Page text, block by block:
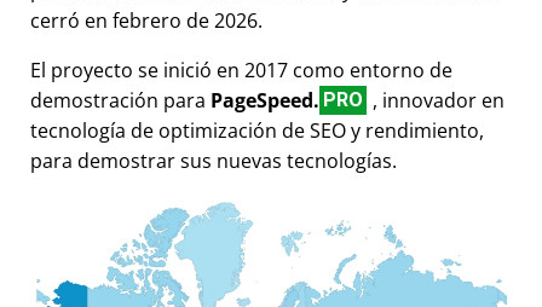
cerró en febrero de 2026.
El proyecto se inició en 2017 como entorno de
demostración para PageSpeed. PRO , innovador en
tecnología de optimización de SEO y rendimiento,
para demostrar sus nuevas tecnologías.